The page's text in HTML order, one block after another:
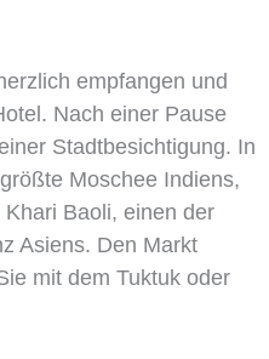
empfangen und
Nach einer Pause
Stadtbesichtigung. In
Moschee Indiens,
Baoli, einen der
Asiens. Den Markt
mit dem Tuktuk oder